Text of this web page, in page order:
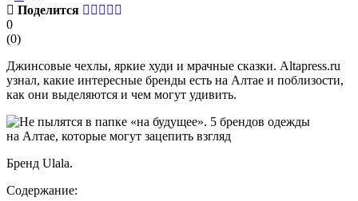
Поделится
0
(0)
Джинсовые чехлы, яркие худи и мрачные сказки. Altapress.ru
узнал, какие интересные бренды есть на Алтае и поблизости,
как они выделяются и чем могут удивить.
Бренд Ulala.
Содержание: